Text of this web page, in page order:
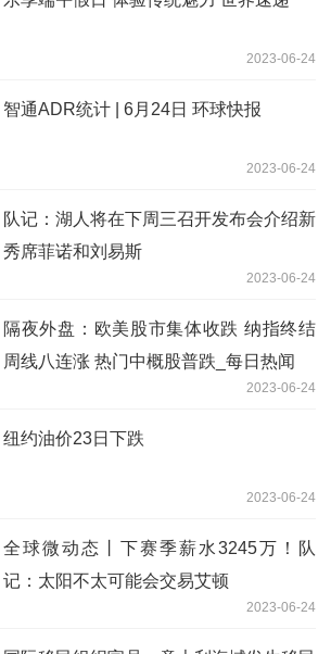
2023-06-24
智通ADR统计 | 6月24日 环球快报
2023-06-24
队记：湖人将在下周三召开发布会介绍新
秀席菲诺和刘易斯
2023-06-24
隔夜外盘：欧美股市集体收跌 纳指终结
周线八连涨 热门中概股普跌_每日热闻
2023-06-24
纽约油价23日下跌
2023-06-24
全球微动态丨下赛季薪水3245万！队
记：太阳不太可能会交易艾顿
2023-06-24